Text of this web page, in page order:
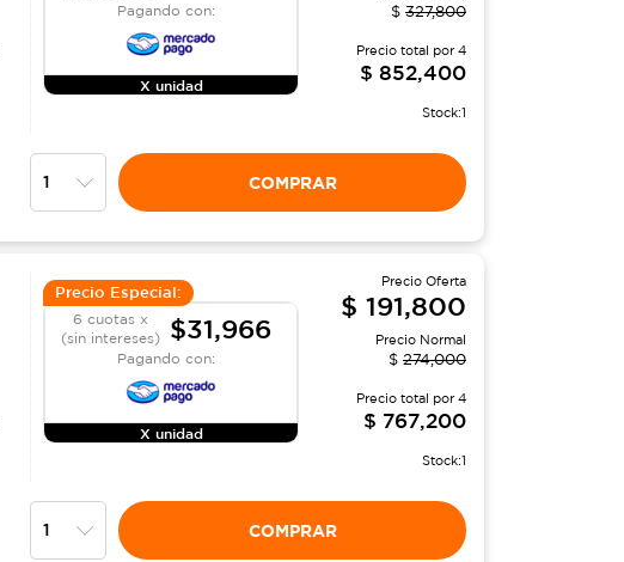
Pagando con:
X unidad
$ 327,800
Precio total por4
$ 852,400
Stock:1
COMPRAR
Precio Especial:
6 cuotas x
(sin intereses)
$31,966
Pagando con:
X unidad
Precio Oferta
$ 191,800
Precio Normal
$ 274,000
Precio total por4
$ 767,200
Stock:1
COMPRAR